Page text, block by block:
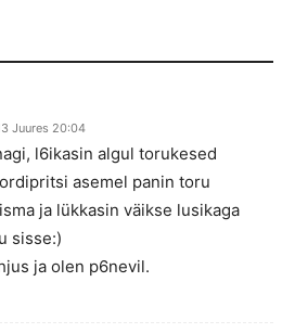
Juures 20:04
l6ikasin algul torukesed
asemel panin toru
ja lükkasin väikse lusikaga
sisse:)
ja olen p6nevil.